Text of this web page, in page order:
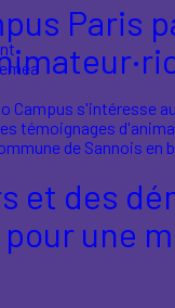
Paris
Campus s'intéresse
témoignages
de Sannois en
et des
une